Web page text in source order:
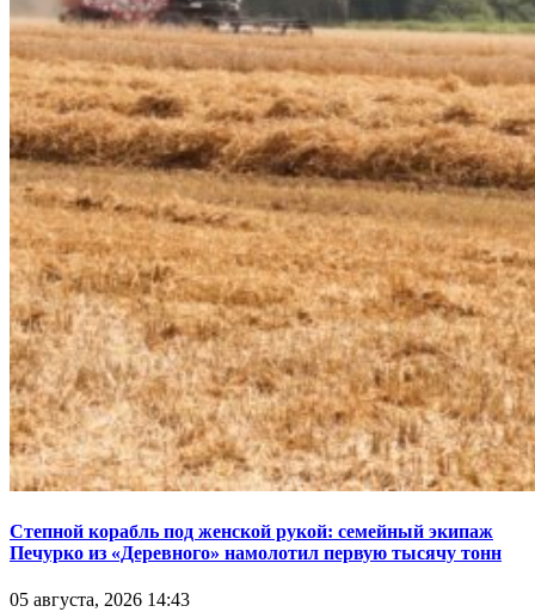
Степной корабль под женской рукой: семейный экипаж
Печурко из «Деревного» намолотил первую тысячу тонн
05 августа, 2026 14:43